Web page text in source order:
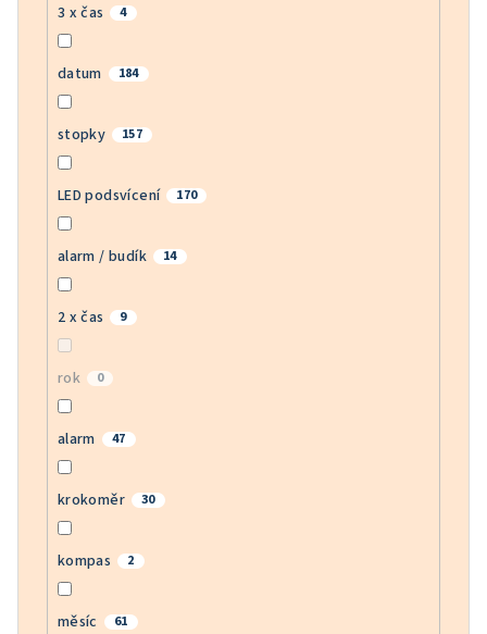
3 x čas 4
datum 184
stopky 157
LED podsvícení 170
alarm / budík 14
2 x čas 9
rok 0
alarm 47
krokoměr 30
kompas 2
měsíc 61